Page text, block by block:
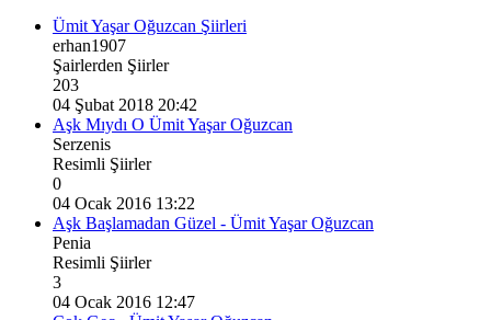
Ümit Yaşar Oğuzcan Şiirleri
erhan1907
Şairlerden Şiirler
203
04 Şubat 2018 20:42
Aşk Mıydı O Ümit Yaşar Oğuzcan
Serzenis
Resimli Şiirler
0
04 Ocak 2016 13:22
Aşk Başlamadan Güzel - Ümit Yaşar Oğuzcan
Penia
Resimli Şiirler
3
04 Ocak 2016 12:47